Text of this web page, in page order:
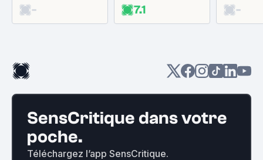
- 7.1 -
SensCritique dans votre
poche.
Téléchargez l’app SensCritique.